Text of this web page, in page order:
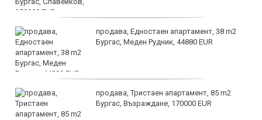
продава, Едностаен апартамент, 38 m2
Бургас, Меден Рудник, 44880 EUR
продава, Тристаен апартамент, 85 m2
Бургас, Възраждане, 170000 EUR